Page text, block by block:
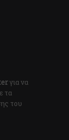
για να
τα
του